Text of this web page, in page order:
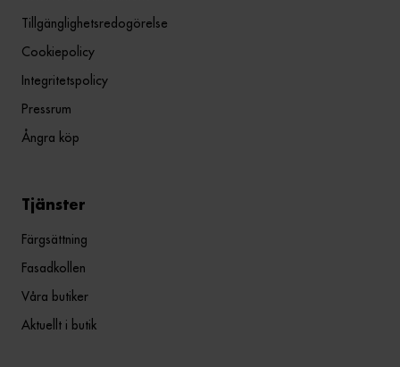
Tillgänglighetsredogörelse
Cookiepolicy
Integritetspolicy
Pressrum
Ångra köp
Tjänster
Färgsättning
Fasadkollen
Våra butiker
Aktuellt i butik